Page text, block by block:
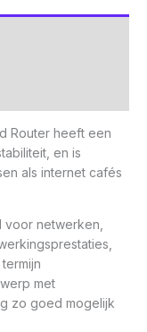
Router heeft een
en is
als internet cafés
netwerken,
met
zo goed mogelijk